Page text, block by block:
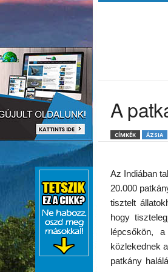
A
CÍMKÉK ÁZSIA
Az Indiában
20.000
tisztelt
hogy
lépcsőkön,
közlekednek
patkány